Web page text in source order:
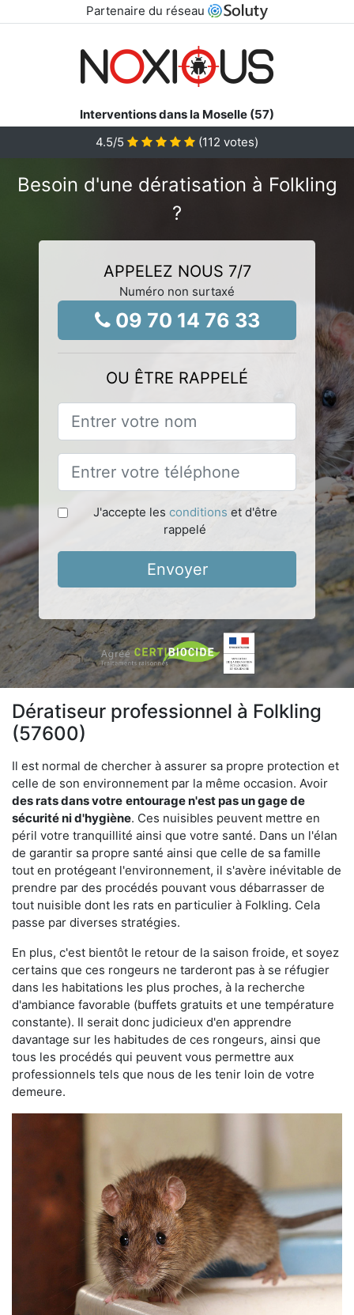
Partenaire du réseau
Interventions dans la Moselle (57)
4.5/5 (112 votes)
Besoin d'une dératisation à Folkling
?
APPELEZ NOUS 7/7
Numéro non surtaxé
09 70 14 76 33
OU ÊTRE RAPPELÉ
J'accepte les conditions et d'être
rappelé
Envoyer
Dératiseur professionnel à Folkling
(57600)
Il est normal de chercher à assurer sa propre protection et
celle de son environnement par la même occasion. Avoir
des rats dans votre entourage n'est pas un gage de
sécurité ni d'hygiène. Ces nuisibles peuvent mettre en
péril votre tranquillité ainsi que votre santé. Dans un l'élan
de garantir sa propre santé ainsi que celle de sa famille
tout en protégeant l'environnement, il s'avère inévitable de
prendre par des procédés pouvant vous débarrasser de
tout nuisible dont les rats en particulier à Folkling. Cela
passe par diverses stratégies.
En plus, c'est bientôt le retour de la saison froide, et soyez
certains que ces rongeurs ne tarderont pas à se réfugier
dans les habitations les plus proches, à la recherche
d'ambiance favorable (buffets gratuits et une température
constante). Il serait donc judicieux d'en apprendre
davantage sur les habitudes de ces rongeurs, ainsi que
tous les procédés qui peuvent vous permettre aux
professionnels tels que nous de les tenir loin de votre
demeure.